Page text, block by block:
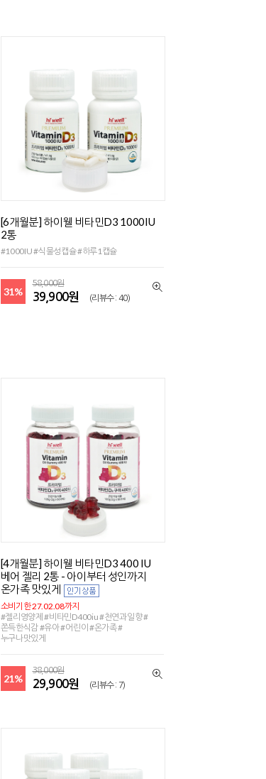
[6개월분] 하이웰 비타민D3 1000IU
2통
#1000IU #식물성캡슐 #하루1캡슐
31%
58,000원
39,900원 (리뷰수 : 40)
[4개월분] 하이웰 비타민D3 400 IU
베어 젤리 2통 - 아이부터 성인까지
온가족 맛있게
소비기한 27.02.08까지
#젤리영양제 #비타민D400iu #천연과일향 #
쫀득한식감 #유아 #어린이 #온가족 #
누구나맛있게
21%
38,000원
29,900원 (리뷰수 : 7)